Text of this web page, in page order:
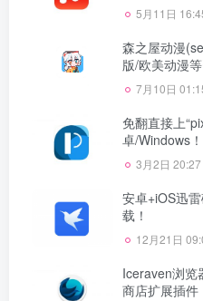
5月11日
森之屋动漫
版/欧美动漫
7月10日
免翻直接上
卓/Windows！
3月2日 20:27
安卓+iOS迅
载！
12月21日
Iceraven浏览
商店扩展插件